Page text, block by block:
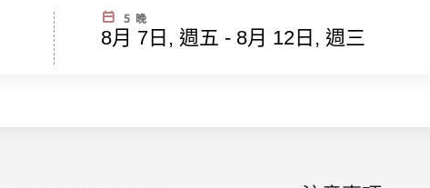
5 晚
8月 7日, 週五 - 8月 12日, 週三